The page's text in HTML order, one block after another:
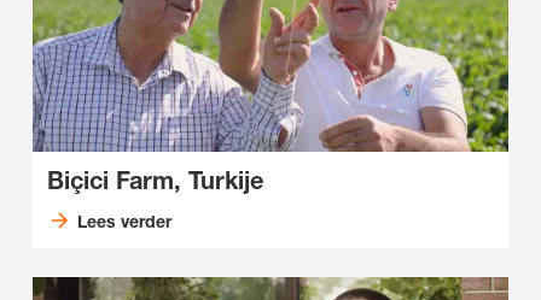
Biçici Farm, Turkije
Lees verder